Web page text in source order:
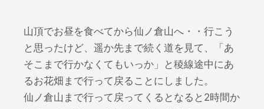
山頂でお昼を食べてから仙ノ倉山へ・・行こう
と思ったけど、遥か先まで続く道を見て、「あ
そこまで行かなくてもいっか」と稜線途中にあ
るお花畑まで行って戻ることにしました。
仙ノ倉山まで行って戻ってくるとなると2時間か